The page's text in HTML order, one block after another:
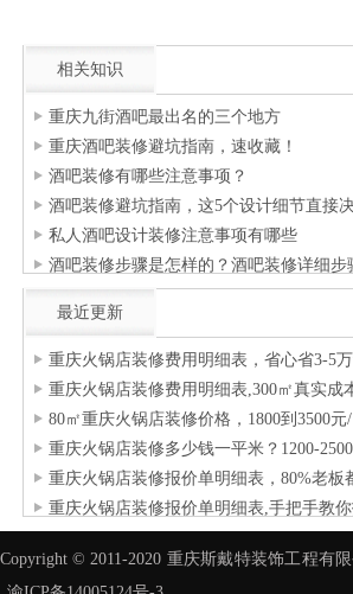
相关知识
重庆九街酒吧最出名的三个地方
重庆酒吧装修避坑指南，速收藏！
酒吧装修有哪些注意事项？
酒吧装修避坑指南，这5个设计细节直接
私人酒吧设计装修注意事项有哪些
酒吧装修步骤是怎样的？酒吧装修详细步
最近更新
重庆火锅店装修费用明细表，省心省3-5万
重庆火锅店装修费用明细表,300㎡真实成
80㎡重庆火锅店装修价格，1800到3500
重庆火锅店装修多少钱一平米？1200-
重庆火锅店装修报价单明细表，80%老板
重庆火锅店装修报价单明细表,手把手教
Copyright © 2011-2020 重庆斯戴特装饰工程有